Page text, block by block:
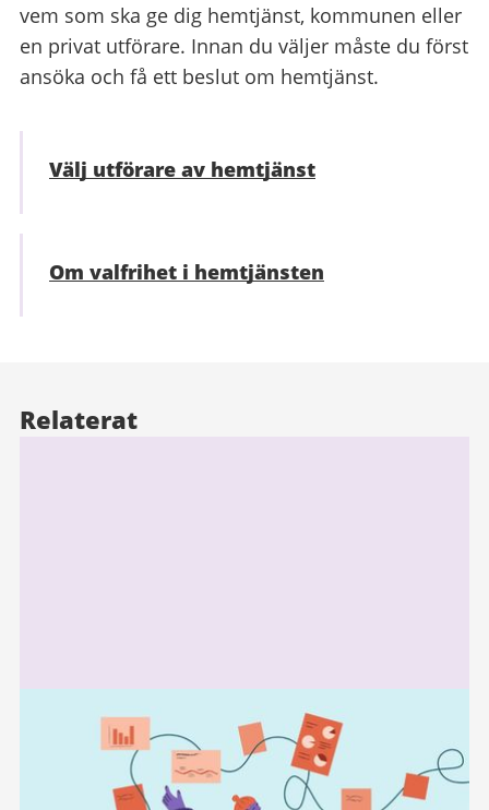
vem som ska ge dig hemtjänst, kommunen eller
en privat utförare. Innan du väljer måste du först
ansöka och få ett beslut om hemtjänst.
Välj utförare av hemtjänst
Om valfrihet i hemtjänsten
Relaterat